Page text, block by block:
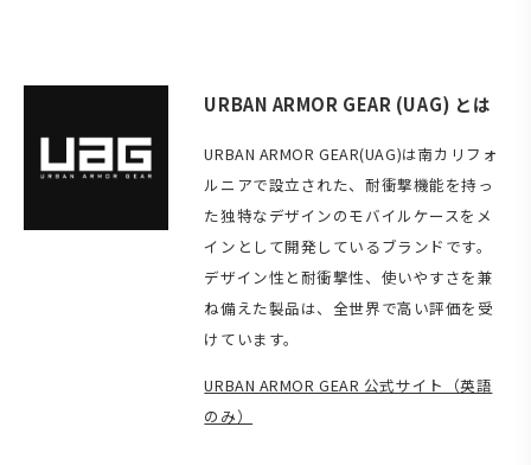
URBAN ARMOR GEAR (UAG) とは
URBAN ARMOR GEAR(UAG)は南カリフォ
ルニアで設立された、耐衝撃機能を持っ
た独特なデザインのモバイルケースをメ
インとして開発しているブランドです。
デザイン性と耐衝撃性、使いやすさを兼
ね備えた製品は、全世界で高い評価を受
けています。
URBAN ARMOR GEAR 公式サイト（英語
のみ）